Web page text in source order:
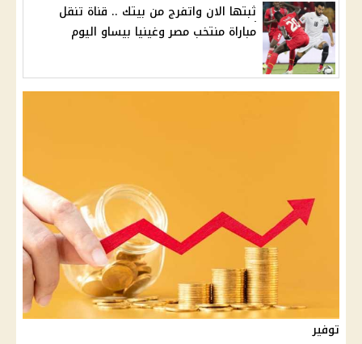
ثبتها الان واتفرج من بيتك .. قناة تنقل
مباراة منتخب مصر وغينيا بيساو اليوم
توفير